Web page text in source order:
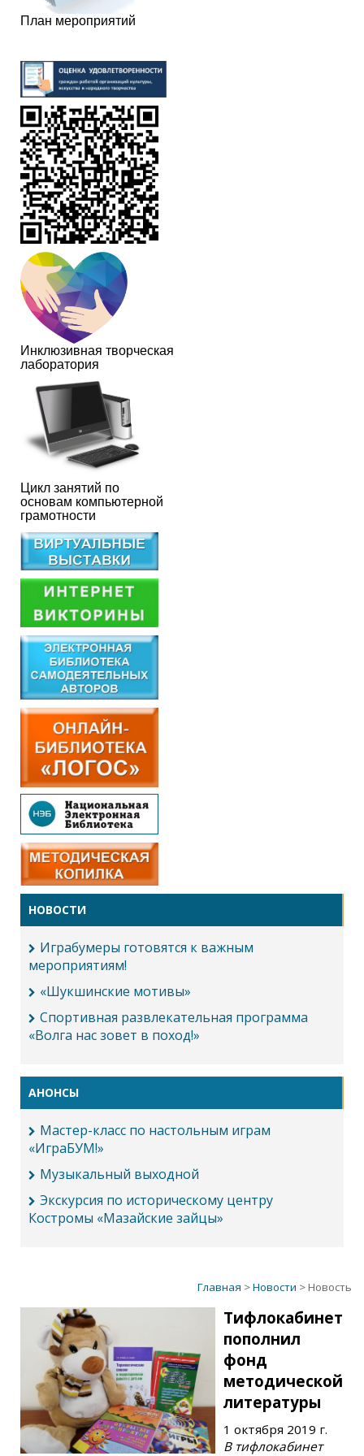
План мероприятий
Инклюзивная творческая
лаборатория
Цикл занятий по
основам компьютерной
грамотности
НОВОСТИ
Играбумеры готовятся к важным
мероприятиям!
«Шукшинские мотивы»
Спортивная развлекательная программа
«Волга нас зовет в поход!»
АНОНСЫ
Мастер-класс по настольным играм
«ИграБУМ!»
Музыкальный выходной
Экскурсия по историческому центру
Костромы «Мазайские зайцы»
Главная >Новости > Новость
Тифлокабинет
пополнил
фонд
методической
литературы
1 октября 2019 г.
В тифлокабинет